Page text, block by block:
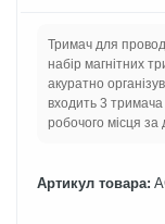
Тримач для
набір магнітних
акуратно
входить 3 тримача
робочого місця
Артикул товара: